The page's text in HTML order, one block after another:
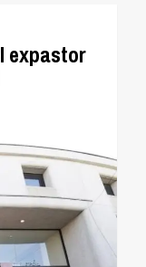
expastor